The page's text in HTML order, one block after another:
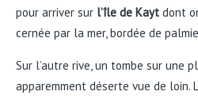
pour arriver sur l’île de Kayt dont
cernée par la mer, bordée de
Sur l’autre rive, un tombe sur une
apparemment déserte vue de loin.